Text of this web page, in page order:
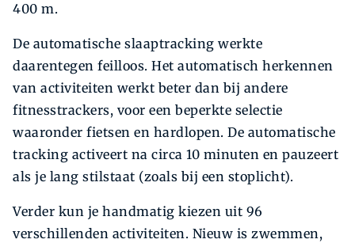
400 m.
De automatische slaaptracking werkte
daarentegen feilloos. Het automatisch herkennen
van activiteiten werkt beter dan bij andere
fitnesstrackers, voor een beperkte selectie
waaronder fietsen en hardlopen. De automatische
tracking activeert na circa 10 minuten en pauzeert
als je lang stilstaat (zoals bij een stoplicht).
Verder kun je handmatig kiezen uit 96
verschillenden activiteiten. Nieuw is zwemmen,